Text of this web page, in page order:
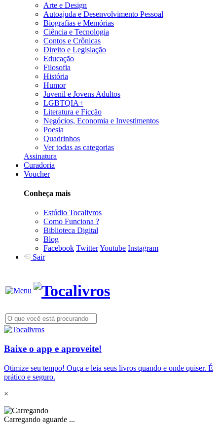
Arte e Design
Autoajuda e Desenvolvimento Pessoal
Biografias e Memórias
Ciência e Tecnologia
Contos e Crônicas
Direito e Legislação
Educação
Filosofia
História
Humor
Juvenil e Jovens Adultos
LGBTQIA+
Literatura e Ficção
Negócios, Economia e Investimentos
Poesia
Quadrinhos
Ver todas as categorias
Assinatura
Curadoria
Voucher
Conheça mais
Estúdio Tocalivros
Como Funciona ?
Biblioteca Digital
Blog
Facebook TwitterYoutube Instagram
Sair
Baixe o app e aproveite!
Otimize seu tempo! Ouça e leia seus livros quando e onde quiser. É
prático e seguro.
×
Carregando aguarde ...